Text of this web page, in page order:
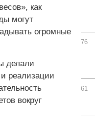
как
могут
огромные
делали
реализации
вокруг
76
61